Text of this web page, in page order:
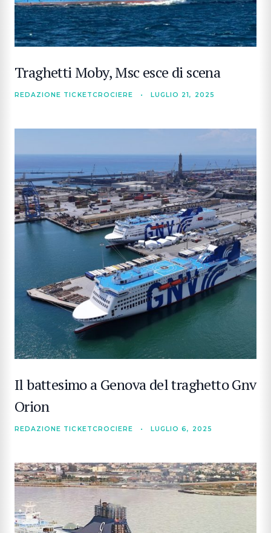
Traghetti Moby, Msc esce di scena
REDAZIONE TICKETCROCIERE • LUGLIO 21, 2025
Il battesimo a Genova del traghetto Gnv
Orion
REDAZIONE TICKETCROCIERE • LUGLIO 6, 2025